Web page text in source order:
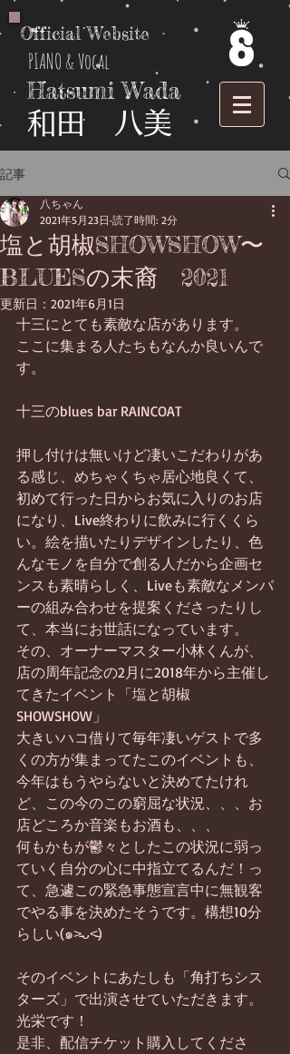
Official Website
PIANO & Vocal
Hatsumi Wada
​和田 八美
記事
塩と胡椒SHOWSHOW〜
BLUESの末裔 2021
八ちゃん
2021年5月23日 読了時間: 2分
更新日： 2021年6月1日
十三にとても素敵な店があります。
ここに集まる人たちもなんか良いんで
す。
十三のblues bar RAINCOAT
押し付けは無いけど凄いこだわりがあ
る感じ、めちゃくちゃ居心地良くて、
初めて行った日からお気に入りのお店
になり、Live終わりに飲みに行くくら
い。絵を描いたりデザインしたり、色
んなモノを自分で創る人だから企画セ
ンスも素晴らしく、Liveも素敵なメンバ
ーの組み合わせを提案くださったりし
て、本当にお世話になっています。
その、オーナーマスター小林くんが、
店の周年記念の2月に2018年から主催し
てきたイベント「塩と胡椒
SHOWSHOW」
大きいハコ借りて毎年凄いゲストで多
くの方が集まってたこのイベントも、
今年はもうやらないと決めてたけれ
ど、この今のこの窮屈な状況、、、お
店どころか音楽もお酒も、、、
何もかもが鬱々としたこの状況に弱っ
ていく自分の心に中指立てるんだ！っ
て、急遽この緊急事態宣言中に無観客
でやる事を決めたそうです。構想10分
らしい(๑˃̵ᴗ˂̵)
そのイベントにあたしも「角打ちシス
ターズ」で出演させていただきます。
光栄です！
是非、配信チケット購入してくださ